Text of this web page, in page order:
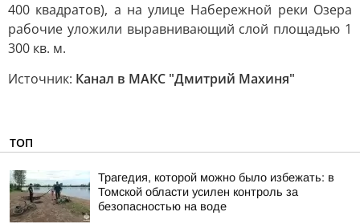
400 квадратов), а на улице Набережной реки Озера
рабочие уложили выравнивающий слой площадью 1
300 кв. м.
Источник: Канал в МАКС "Дмитрий Махиня"
ТОП
Трагедия, которой можно было избежать: в
Томской области усилен контроль за
безопасностью на воде